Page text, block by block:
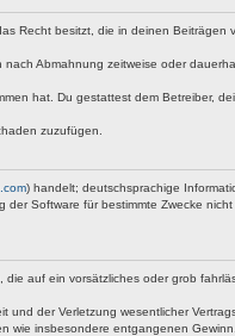
Recht besitzt, die in deinen Beiträgen
Abmahnung zeitweise oder
hat. Du gestattest dem Betreiber,
zuzufügen.
) handelt; deutschsprachige
Software für bestimmte Zwecke
auf ein vorsätzliches oder grob
der Verletzung wesentlicher
wie insbesondere entgangenen Gewinn.